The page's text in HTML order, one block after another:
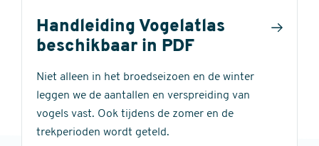
Handleiding Vogelatlas
beschikbaar in PDF
Niet alleen in het broedseizoen en de winter
leggen we de aantallen en verspreiding van
vogels vast. Ook tijdens de zomer en de
trekperioden wordt geteld.